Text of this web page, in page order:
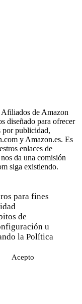
Afiliados de Amazon
diseñado para ofrecer
por publicidad,
y Amazon.es. Es
enlaces de
da una comisión
siga existiendo.
para fines
de
u
la Política
Acepto